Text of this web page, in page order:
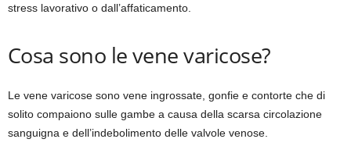
stress lavorativo o dall’affaticamento.
Cosa sono le vene varicose?
Le vene varicose sono vene ingrossate, gonfie e contorte che di
solito compaiono sulle gambe a causa della scarsa circolazione
sanguigna e dell’indebolimento delle valvole venose.